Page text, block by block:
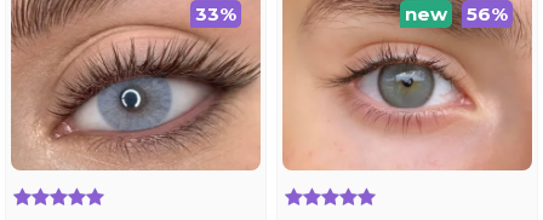
33% new 56%